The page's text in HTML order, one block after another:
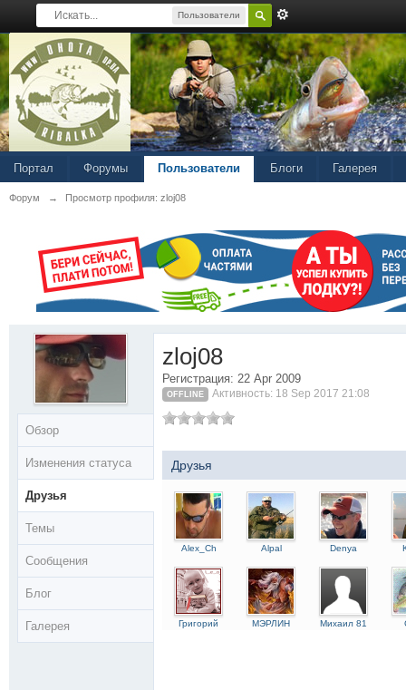
Пользователи
Портал Форумы Пользователи Блоги Галерея
Форум → Просмотр профиля: zloj08
Обзор
Изменения статуса
Друзья
Темы
Сообщения
Блог
Галерея
zloj08
Регистрация: 22 Apr 2009
OFFLINE Активность: 18 Sep 2017 21:08
Друзья
Alex_Ch Alpal Denya
Григорий МЭРЛИН Михаил 81